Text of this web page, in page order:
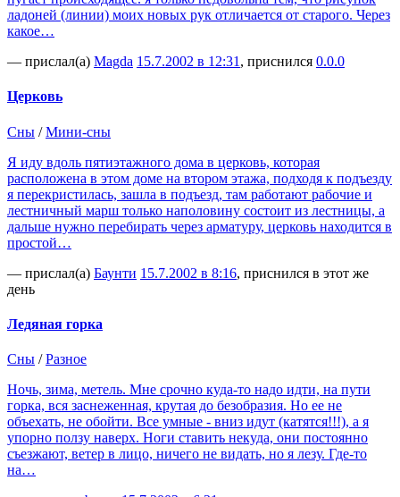
ладоней (линии) моих новых рук отличается от старого. Через
какое…
— прислал(а) Magda 15.7.2002 в 12:31 , приснился 0.0.0
Церковь
Сны /Мини-сны
Я иду вдоль пятиэтажного дома в церковь, которая
расположена в этом доме на втором этажа, подходя к подъезду
я перекристилась, зашла в подъезд, там работают рабочие и
лестничный марш только наполовину состоит из лестницы, а
дальше нужно перебирать через арматуру, церковь находится в
простой…
— прислал(а) Баунти 15.7.2002 в 8:16, приснился в этот же
день
Ледяная горка
Сны /Разное
Ночь, зима, метель. Мне срочно куда-то надо идти, на пути
горка, вся заснеженная, крутая до безобразия. Но ее не
объехать, не обойти. Все умные - вниз идут (катятся!!!), а я
упорно ползу наверх. Ноги ставить некуда, они постоянно
съезжают, ветер в лицо, ничего не видать, но я лезу. Где-то
на…